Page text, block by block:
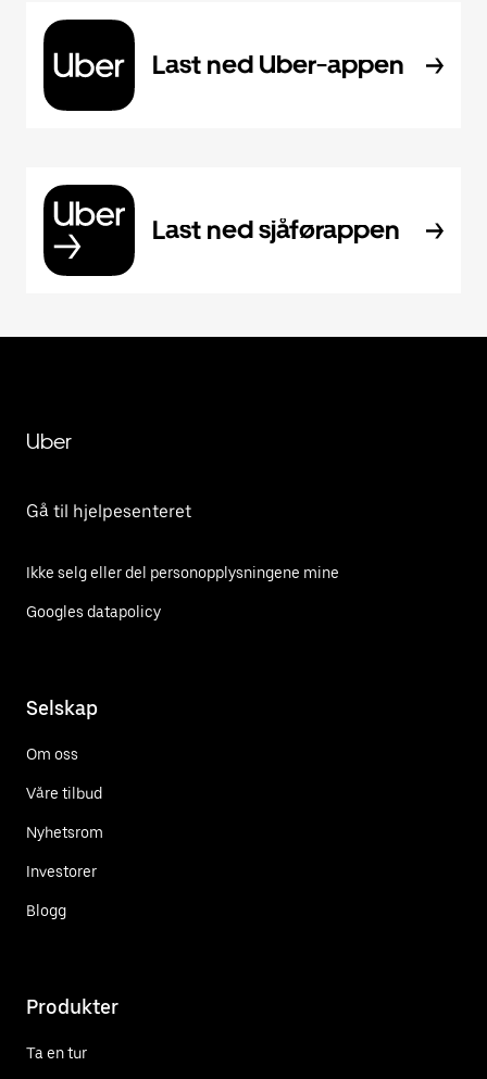
Last ned Uber-appen
Last ned sjåførappen
Uber
Gå til hjelpesenteret
Ikke selg eller del personopplysningene mine
Googles datapolicy
Selskap
Om oss
Våre tilbud
Nyhetsrom
Investorer
Blogg
Produkter
Ta en tur